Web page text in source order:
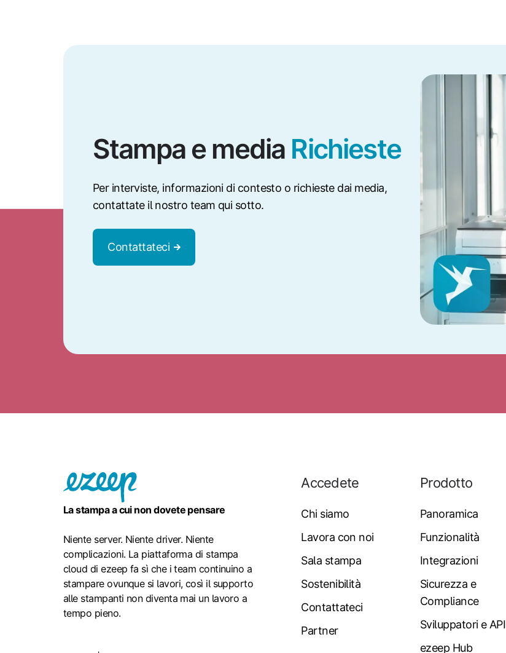
Stampa e media Richieste
Per interviste, informazioni di contesto o richieste dai media,
contattate il nostro team qui sotto.
Contattateci
La stampa a cui non dovete pensare
Niente server. Niente driver. Niente
complicazioni. La piattaforma di stampa
cloud di ezeep fa sì che i team continuino a
stampare ovunque si lavori, così il supporto
alle stampanti non diventa mai un lavoro a
tempo pieno.
Accedete
Chi siamo
Lavora con noi
Sala stampa
Sostenibilità
Contattateci
Partner
Prodotto
Panoramica
Funzionalità
Integrazioni
Sicurezza e
Compliance
Sviluppatori e API
ezeep Hub